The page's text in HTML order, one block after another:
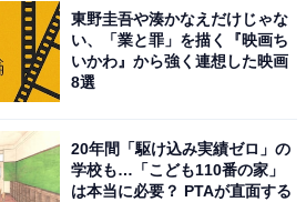
東野圭吾や湊かなえだけじゃな
い、「業と罪」を描く『映画ち
いかわ』から強く連想した映画
8選
20年間「駆け込み実績ゼロ」の
学校も…「こども110番の家」
は本当に必要？ PTAが直面する